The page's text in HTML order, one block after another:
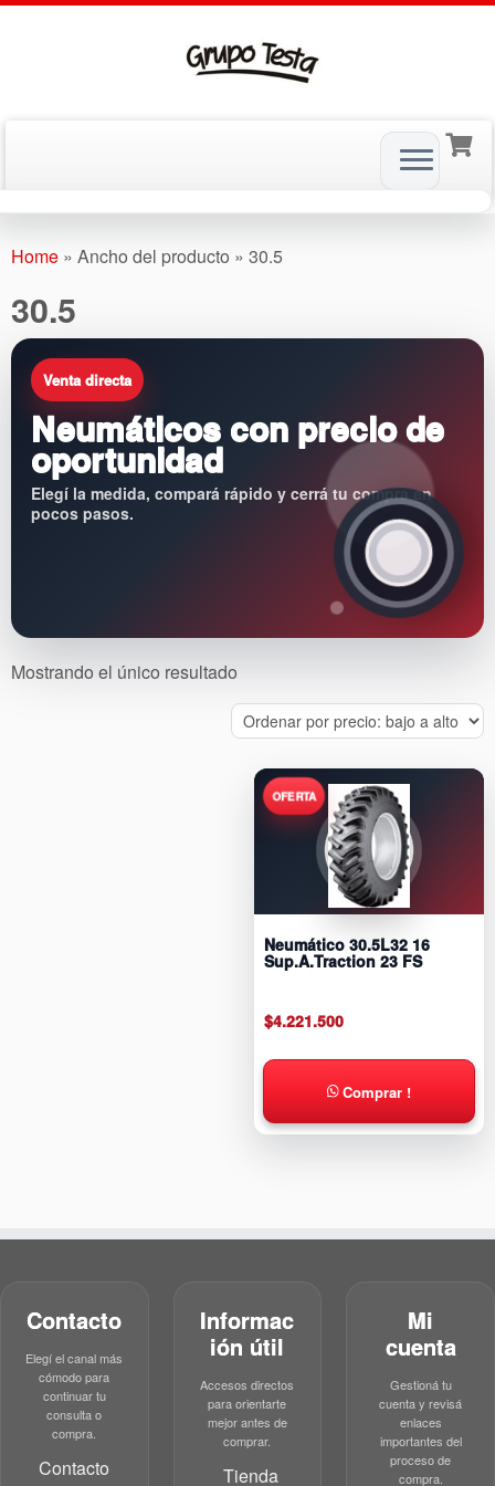
toHome » Ancho del producto » 30.5
30.5
Venta directa
Neumáticos con precio de
oportunidad
Elegí la medida, compará rápido y cerrá tu compra en
pocos pasos.
Mostrando el único resultado
Neumático 30.5L32 16
Sup.A.Traction 23 FS
$4.221.500
Comprar !
Contacto
Elegí el canal más
cómodo para
continuar tu
consulta o
compra.
Contacto
Informac
ión útil
Accesos directos
para orientarte
mejor antes de
comprar.
Tienda
Mi
cuenta
Gestioná tu
cuenta y revisá
enlaces
importantes del
proceso de
compra.